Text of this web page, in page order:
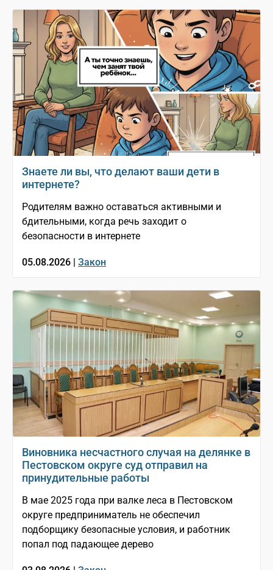
Знаете ли вы, что делают ваши дети в
интернете?
Родителям важно оставаться активными и
бдительными, когда речь заходит о
безопасности в интернете
05.08.2026 | Закон
Виновника несчастного случая на делянке в
Пестовском округе суд отправил на
принудительные работы
В мае 2025 года при валке леса в Пестовском
округе предприниматель не обеспечил
подборщику безопасные условия, и работник
попал под падающее дерево